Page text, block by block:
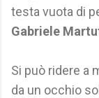
testa vuota di
Gabriele
Si può ridere a
da un occhio